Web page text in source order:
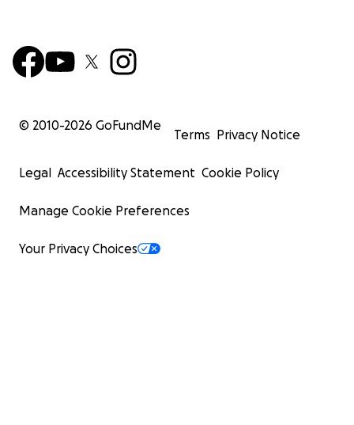
© 2010-2026 GoFundMe
Terms Privacy Notice
Legal Accessibility Statement Cookie Policy
Manage Cookie Preferences
Your Privacy Choices